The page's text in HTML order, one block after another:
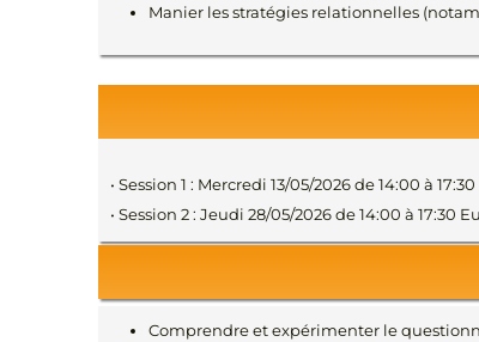
Manier les stratégies relationnelles
• Session 1 : Mercredi 13/05/2026 de 14:00 à
• Session 2 : Jeudi 28/05/2026 de 14:00 à
Comprendre et expérimenter le